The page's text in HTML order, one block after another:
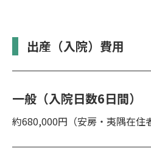
出産（入院）費用
一般（入院日数6日間）
約680,000円（安房・夷隅在住